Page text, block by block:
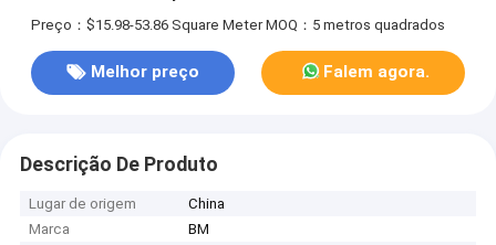
Preço：$15.98-53.86 Square Meter MOQ：5 metros quadrados
Melhor preço Falem agora.
Descrição De Produto
Lugar de origem
China
Marca
BM